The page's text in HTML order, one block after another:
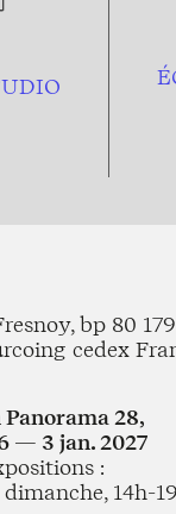
bp 80 179
cedex
28,
— 3 jan. 2027
:
14h-